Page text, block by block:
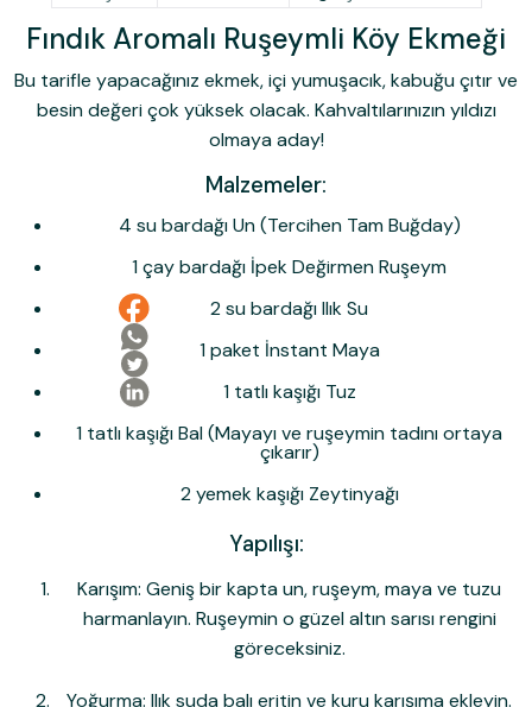
Fındık Aromalı Ruşeymli Köy Ekmeği
Bu tarifle yapacağınız ekmek, içi yumuşacık, kabuğu çıtır ve
besin değeri çok yüksek olacak. Kahvaltılarınızın yıldızı
olmaya aday!
Malzemeler:
4 su bardağı Un (Tercihen Tam Buğday)
1 çay bardağı İpek Değirmen Ruşeym
2 su bardağı Ilık Su
1 paket İnstant Maya
1 tatlı kaşığı Tuz
1 tatlı kaşığı Bal (Mayayı ve ruşeymin tadını ortaya
çıkarır)
2 yemek kaşığı Zeytinyağı
Yapılışı:
Karışım: Geniş bir kapta un, ruşeym, maya ve tuzu
harmanlayın. Ruşeymin o güzel altın sarısı rengini
göreceksiniz.
Yoğurma: Ilık suda balı eritin ve kuru karışıma ekleyin.